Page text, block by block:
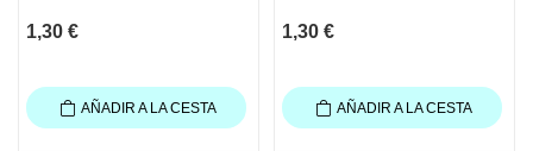
1,30 €
AÑADIR A LA CESTA
1,30 €
AÑADIR A LA CESTA